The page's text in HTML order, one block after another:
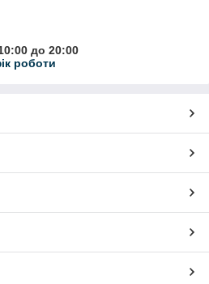
до 20:00
роботи